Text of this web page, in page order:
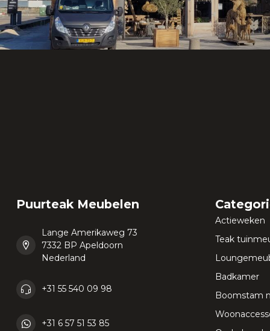
Puurteak Meubelen
Lange Amerikaweg 73
7332 BP Apeldoorn
Nederland
+31 55 540 09 98
+31 6 57 51 53 85
Actieweken
Teak
Badkamer
Boomstam